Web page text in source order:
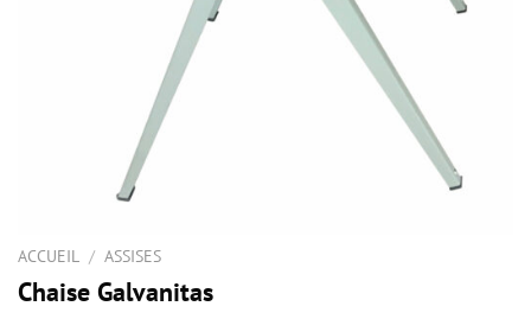
ACCUEIL / ASSISES
Chaise Galvanitas